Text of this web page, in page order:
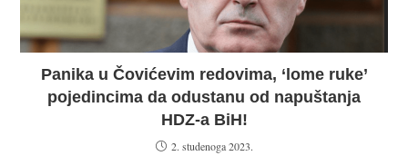
Panika u Čovićevim redovima, ‘lome ruke’
pojedincima da odustanu od napuštanja
HDZ-a BiH!
2. studenoga 2023.